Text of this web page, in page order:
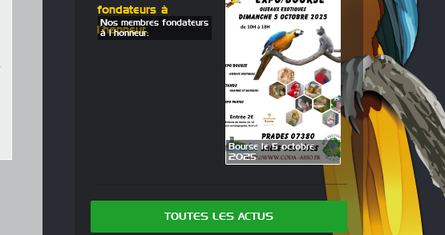
Nos membres fondateurs
à l’honneur.
Bourse le 5 octobre
2025
Exposition Bourse
27 et 28
2025
TOUTES LES ACTUS